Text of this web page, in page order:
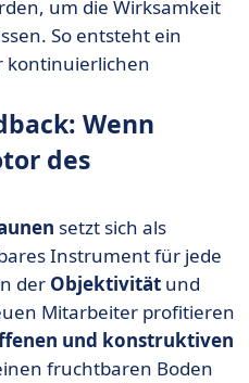
um die Wirksamkeit
So entsteht ein
kontinuierlichen
Wenn
des
setzt sich als
Instrument für jede
der Objektivität und
Mitarbeiter profitieren
und konstruktiven
fruchtbaren Boden